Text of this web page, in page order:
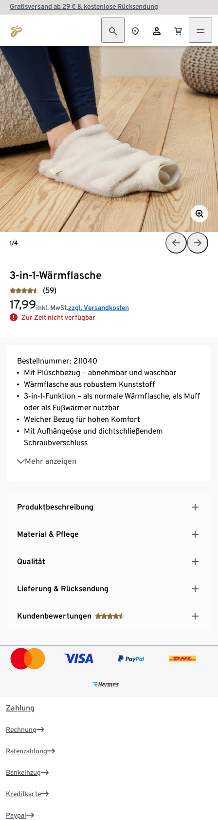
Gratisversand ab 29 € & kostenlose Rücksendung
3-in-1-Wärmflasche
(59)
17,99inkl. MwSt.zzgl. Versandkosten
Zur Zeit nicht verfügbar
1/4
Bestellnummer: 211040
Mit Plüschbezug – abnehmbar und waschbar
Wärmflasche aus robustem Kunststoff
3-in-1-Funktion – als normale Wärmflasche, als Muff
oder als Fußwärmer nutzbar
Weicher Bezug für hohen Komfort
Mit Aufhängeöse und dichtschließendem
Schraubverschluss
Mehr anzeigen
Füllmenge ca. 1,8 l
Produktbeschreibung
Material & Pflege
Qualität
Lieferung & Rücksendung
Kundenbewertungen
Zahlung
Rechnung
Ratenzahlung
Bankeinzug
Kreditkarte
Paypal